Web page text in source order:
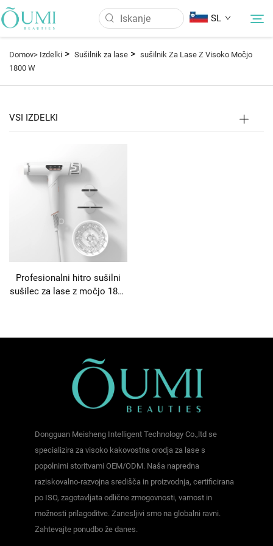
SL
Izdelki
Pogosto Zastavljena Vprašanja
Kontaktirajte nas
Domov> Izdelki > Sušilnik za lase > sušilnik Za Lase Z Visoko Močjo
1800 W
VSI IZDELKI
Profesionalni hitro sušilni
sušilec za lase z močjo 1800
Dongguan Meisheng Intelligent Technology Co.,ltd se
specializira za visoko kakovostna orodja za lase s
popolnimi storitvami OEM/ODM. Naša napredna
raziskovalno-razvojna središča in proizvodnja, certificirana
po ISO, zagotavljata odlične zmogovnosti, varnost in
možnosti prilagoditve. Zanesljivi smo na globalni ravni.
Zahtevajte ponudbo že danes.